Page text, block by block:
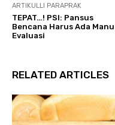
ARTIKULLI PARAPRAK
TEPAT…! PSI: Pansus
Bencana Harus Ada
Evaluasi
RELATED ARTICLES